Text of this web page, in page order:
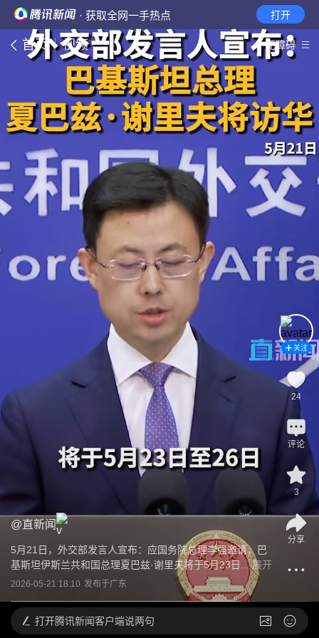
· 获取全网一手热点 打开
首页 视频 无障碍
@直新闻
5月21日，外交部发言人宣布：应国务院总理李强邀请，巴
基斯坦伊斯兰共和国总理夏巴兹·谢里夫将于5月23日... 展开
2026-05-21 18:10 发布于广东
关注
24
评论
3
分享
打开腾讯新闻客户端说两句